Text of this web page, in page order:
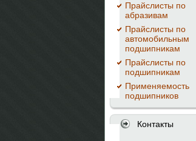
Прайслисты по
абразивам
Прайслисты по
автомобильным
подшипникам
Прайслисты по
подшипникам
Применяемость
подшипников
Контакты